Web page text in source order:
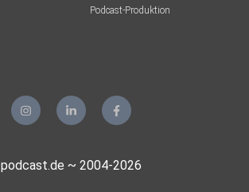
Podcast-Produktion
podcast.de ~ 2004-2026